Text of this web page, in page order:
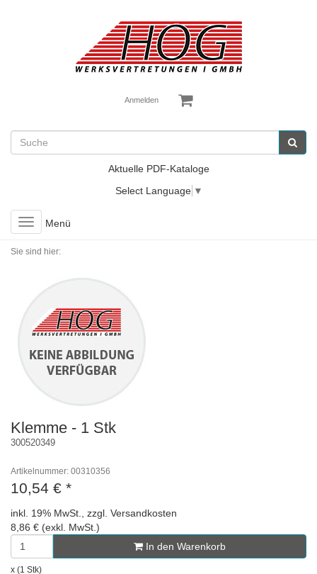
Anmelden
Aktuelle PDF-Kataloge
Select Language ▼
Toggle
navigation
Menü
Sie sind hier:
Klemme - 1 Stk
300520349
Artikelnummer: 00310356
10,54 € *
inkl. 19% MwSt., zzgl. Versandkosten
8,86 € (exkl. MwSt.)
In den Warenkorb
x (1 Stk)